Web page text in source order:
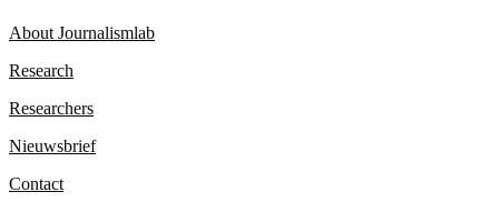
About Journalismlab
Research
Researchers
Nieuwsbrief
Contact